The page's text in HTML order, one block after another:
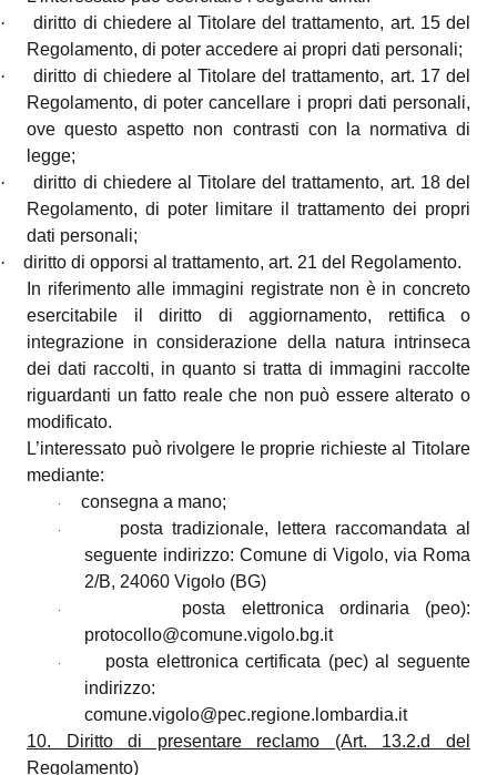
·
diritto di chiedere al Titolare del trattamento, art. 15 del
Regolamento, di poter accedere ai propri dati personali;
·
diritto di chiedere al Titolare del trattamento, art. 17 del
Regolamento, di poter cancellare i propri dati personali,
ove questo aspetto non contrasti con la normativa di
legge;
·
diritto di chiedere al Titolare del trattamento, art. 18 del
Regolamento, di poter limitare il trattamento dei propri
dati personali;
·
diritto di opporsi al trattamento, art. 21 del Regolamento.
In riferimento alle immagini registrate non è in concreto
esercitabile il diritto di aggiornamento, rettifica o
integrazione in considerazione della natura intrinseca
dei dati raccolti, in quanto si tratta di immagini raccolte
riguardanti un fatto reale che non può essere alterato o
modificato.
L’interessato può rivolgere le proprie richieste al Titolare
mediante:
· consegna a mano;
·
posta tradizionale, lettera raccomandata al
seguente indirizzo: Comune di Vigolo, via Roma
2/B, 24060 Vigolo (BG)
·
posta elettronica ordinaria (peo):
protocollo@comune.vigolo.bg.it
·
posta elettronica certificata (pec) al seguente
indirizzo:
comune.vigolo@pec.regione.lombardia.it
10. Diritto di presentare reclamo (Art. 13.2.d del
Regolamento)